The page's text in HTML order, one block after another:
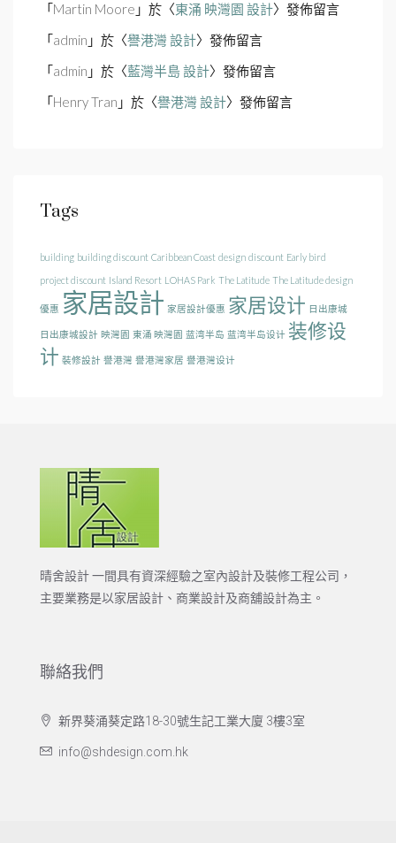
「Martin Moore 」於〈東涌 映灣園 設計〉發佈留言
「admin 」於〈譽港灣 設計〉發佈留言
「admin 」於〈藍灣半島 設計〉發佈留言
「Henry Tran 」於〈譽港灣 設計〉發佈留言
Tags
building building discount Caribbean Coast design discount Early bird
project discount Island Resort LOHAS Park The Latitude The Latitude design
優惠 家居設計 家居設計優惠 家居设计 日出康城
日出康城設計 映灣園 東涌 映灣園 蓝湾半岛 蓝湾半岛设计 装修设
计 裝修設計 譽港灣 譽港灣家居 譽港灣设计
晴舍設計 一間具有資深經驗之室內設計及裝修工程公司，
主要業務是以家居設計、商業設計及商舖設計為主。
聯絡我們
新界葵涌葵定路18-30號生記工業大廈 3樓3室
info@shdesign.com.hk